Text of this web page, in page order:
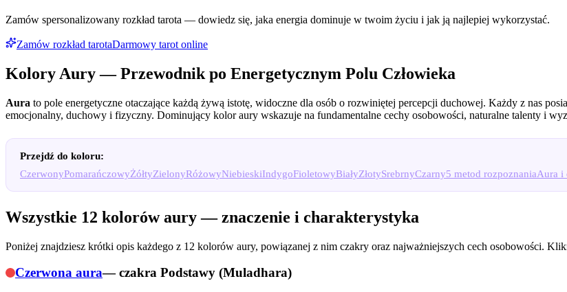
Zamów spersonalizowany rozkład tarota — dowiedz się, jaka energia dominuje w twoim życiu i jak ją najlepiej wykorzystać.
Zamów rozkład tarotaDarmowy tarot online
Kolory Aury — Przewodnik po Energetycznym Polu Człowieka
Aura to pole energetyczne otaczające każdą żywą istotę, widoczne dla osób o rozwiniętej percepcji duchowej. Każdy z nas
emocjonalny, duchowy i fizyczny. Dominujący kolor aury wskazuje na fundamentalne cechy osobowości, naturalne talenty i
Przejdź do koloru:
CzerwonyPomarańczowyŻółtyZielonyRóżowyNiebieskiIndygoFioletowyBiałyZłotySrebrnyCzarny5 metod rozpoznaniaAura i
Wszystkie 12 kolorów aury — znaczenie i charakterystyka
Poniżej znajdziesz krótki opis każdego z 12 kolorów aury, powiązanej z nim czakry oraz najważniejszych cech osobowości.
Czerwona aura— czakra Podstawy (Muladhara)